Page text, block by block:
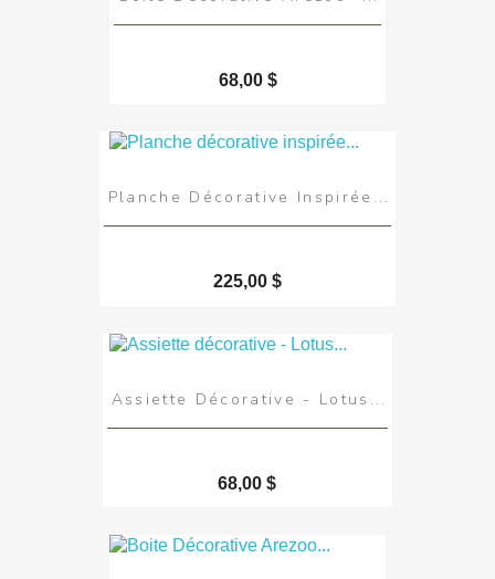
68,00 $
Planche Décorative Inspirée...
225,00 $
Assiette Décorative - Lotus...
68,00 $